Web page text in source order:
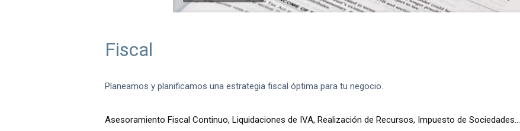
Fiscal
Planeamos y planificamos una estrategia fiscal óptima para tu negocio.
Asesoramiento Fiscal Continuo, Liquidaciones de IVA, Realización de Recursos, Impuesto de Sociedades…